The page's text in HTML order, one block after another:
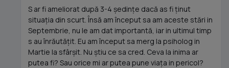
S ar fi ameliorat după 3-4 ședințe dacă as fi ținut
situația din scurt. Însă am început sa am aceste stări in
Septembrie, nu le am dat importantă, iar in ultimul timp
s au înrăutățit. Eu am început sa merg la psiholog in
Martie la sfârșit. Nu știu ce sa cred. Ceva la inima ar
putea fi? Sau orice mi ar putea pune viața in pericol?